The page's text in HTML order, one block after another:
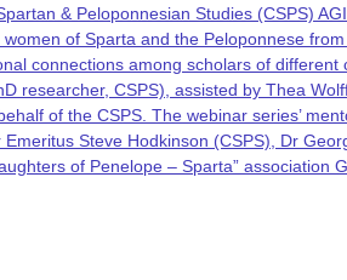
& Peloponnesian Studies (CSPS)
of Sparta and the Peloponnese
connections among scholars of
researcher, CSPS), assisted by Thea
of the CSPS. The webinar series’
Steve Hodkinson (CSPS), Dr
of Penelope – Sparta” association